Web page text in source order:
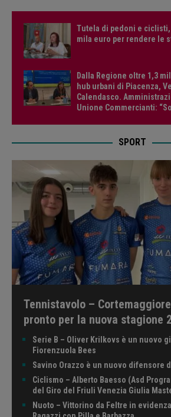
Tutela di pedoni e
mila euro per rendere le
Dalla Regione oltre 1,3
hub urbani di Piacenza,
Calendasco.
Unione Commercianti:
SPORT
Tennistavolo –
pronto per la nuova stagione
Serie B – Oliver Krilkovs è un nuovo
Fiorenzuola Bees
Savino Orazzo è un nuovo difensore
Ciclismo – Alberto Baesso (Asd
del Giro del Friuli Venezia Giulia
Nuoto – Vittorino da Feltre in